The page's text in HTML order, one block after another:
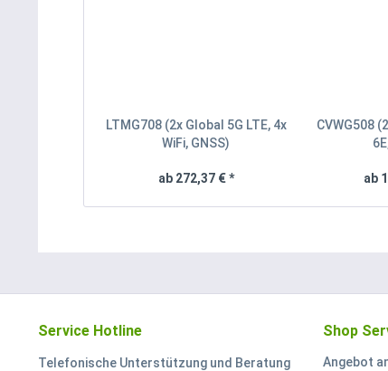
LTMG708 (2x Global 5G LTE, 4x
WiFi, GNSS)
ab 272,37 € *
CVWG508
ab
Service Hotline
Telefonische Unterstützung und Beratung
Shop
Angebot